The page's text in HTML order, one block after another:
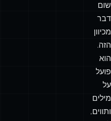
שום
דבר
מכיוון
הזה.
הוא
פועל
על
מילים
ותווים,